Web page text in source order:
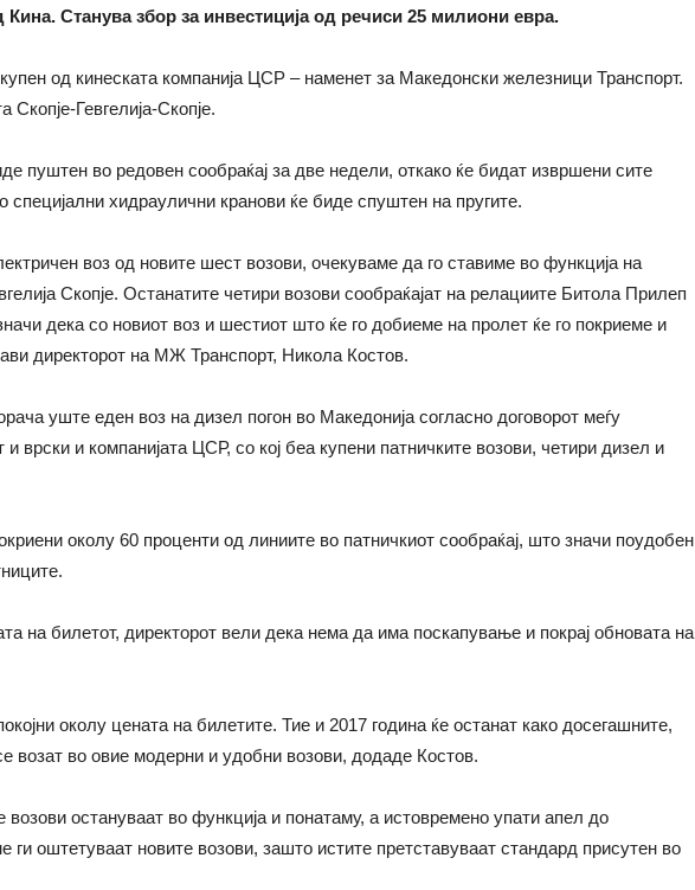
Кина. Станува збор за инвестиција од речиси 25 милиони евра.
од кинеската компанија ЦСР – наменет за Македонски железници Транспорт.
Скопје-Гевгелија-Скопје.
пуштен во редовен сообраќај за две недели, откако ќе бидат извршени сите
специјални хидраулични кранови ќе биде спуштен на пругите.
воз од новите шест возови, очекуваме да го ставиме во функција на
Скопје. Останатите четири возови сообраќајат на релациите Битола Прилеп
дека со новиот воз и шестиот што ќе го добиеме на пролет ќе го покриеме и
директорот на МЖ Транспорт, Никола Костов.
уште еден воз на дизел погон во Македонија согласно договорот меѓу
врски и компанијата ЦСР, со кој беа купени патничките возови, четири дизел и
околу 60 проценти од линиите во патничкиот сообраќај, што значи поудобен
на билетот, директорот вели дека нема да има поскапување и покрај обновата на
околу цената на билетите. Тие и 2017 година ќе останат како досегашните,
возат во овие модерни и удобни возови, додаде Костов.
возови остануваат во функција и понатаму, а истовремено упати апел до
ги оштетуваат новите возови, зашто истите претставуваат стандард присутен во